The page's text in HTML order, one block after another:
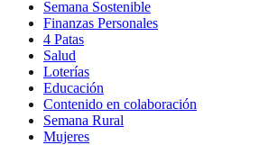
Semana Sostenible
Finanzas Personales
4 Patas
Salud
Loterías
Educación
Contenido en colaboración
Semana Rural
Mujeres